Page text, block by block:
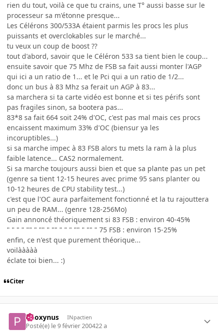
rien du tout, voilà ce que tu crains, une T° aussi basse sur le
processeur sa m'étonne presque...
Les Célérons 300/533A étaient parmis les procs les plus
puissants et overclokables sur le marché...
tu veux un coup de boost ??
tout d'abord, savoir que le Céléron 533 sa tient bien le coup...
ensuite savoir que 75 Mhz de FSB sa fait aussi monter l'AGP
qui ici a un ratio de 1... et le Pci qui a un ratio de 1/2...
donc un bus à 83 Mhz sa ferait un AGP à 83...
sa marchera si ta carte vidéo est bonne et si tes périfs sont
pas fragiles sinon, sa bootera pas...
83*8 sa fait 664 soit 24% d'OC, c'est pas mal mais ces procs
encaissent maximum 33% d'OC (biensur ya les
incoruptibles...)
si sa marche impec à 83 FSB alors tu mets la ram à la plus
faible latence... CAS2 normalement.
Si sa marche toujours aussi bien et que sa plante pas un pet
(genre sa tient 12-15 heures avec prime 95 sans planter ou
10-12 heures de CPU stability test...)
c'est que l'OC aura parfaitement fonctionné et la tu rajouttera
un peu de RAM... (genre 128-256Mo)
Gain annoncé théoriquement si 83 FSB : environ 40-45%
" " " " "" " "" " "" " " " "" " "" " 75 FSB : environ 15-25%
enfin, ce n'est que purement théorique...
voilààààà
éclate toi bien... :)
Citer
Phoxynus INpactien
Posté(e) le 9 février 200422 a